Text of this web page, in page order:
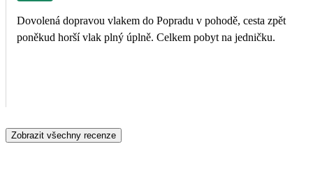
Dovolená dopravou vlakem do Popradu v pohodě, cesta zpět
poněkud horší vlak plný úplně. Celkem pobyt na jedničku.
Zobrazit všechny recenze